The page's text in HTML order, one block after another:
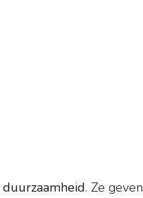
duurzaamheid. Ze